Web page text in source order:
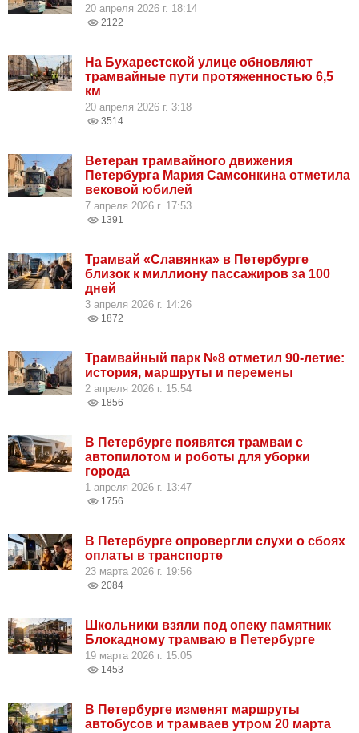
20 апреля 2026 г. 18:14
2122
На Бухарестской улице обновляют
трамвайные пути протяженностью 6,5
км
20 апреля 2026 г. 3:18
3514
Ветеран трамвайного движения
Петербурга Мария Самсонкина отметила
вековой юбилей
7 апреля 2026 г. 17:53
1391
Трамвай «Славянка» в Петербурге
близок к миллиону пассажиров за 100
дней
3 апреля 2026 г. 14:26
1872
Трамвайный парк №8 отметил 90-летие:
история, маршруты и перемены
2 апреля 2026 г. 15:54
1856
В Петербурге появятся трамваи с
автопилотом и роботы для уборки
города
1 апреля 2026 г. 13:47
1756
В Петербурге опровергли слухи о сбоях
оплаты в транспорте
23 марта 2026 г. 19:56
2084
Школьники взяли под опеку памятник
Блокадному трамваю в Петербурге
19 марта 2026 г. 15:05
1453
В Петербурге изменят маршруты
автобусов и трамваев утром 20 марта